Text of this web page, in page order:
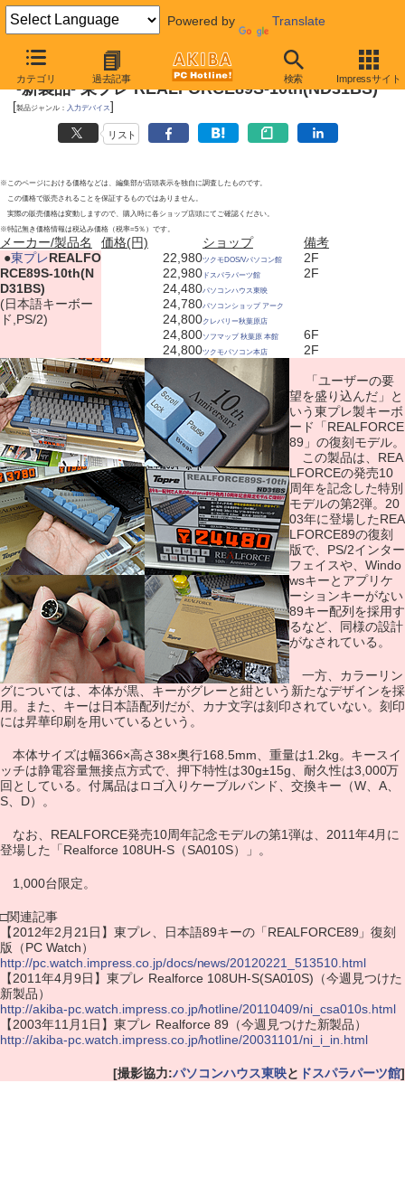
Powered by Translate
カテゴリ 過去記事 検索 Impressサイト
2012年3月10日
-新製品- 東プレ REALFORCE89S-10th(ND31BS)
[製品ジャンル： 入力デバイス]
リスト
※このページにおける価格などは、編集部が店頭表示を独自に調査したものです。
この価格で販売されることを保証するものではありません。
実際の販売価格は変動しますので、購入時に各ショップ店頭にてご確認ください。
※特記無き価格情報は税込み価格（税率=5％）です。
メーカー/製品名 価格(円) ショップ
備考
●東プレREALFO
RCE89S-10th(N
D31BS)
(日本語キーボー
ド,PS/2)
22,980ツクモDOS/Vパソコン館
2F
22,980 ドスパラパーツ館
2F
24,480パソコンハウス東映
24,780パソコンショップ アーク
24,800クレバリー秋葉原店
24,800ソフマップ 秋葉原 本館
6F
24,800ツクモパソコン本店 2F
「ユーザーの要
望を盛り込んだ」と
いう東プレ製キーボ
ード「REALFORCE
89」の復刻モデル。
この製品は、REA
LFORCEの発売10
周年を記念した特別
モデルの第2弾。20
03年に登場したREA
LFORCE89の復刻
版で、PS/2インター
フェイスや、Windo
wsキーとアプリケ
ーションキーがない
89キー配列を採用す
るなど、同様の設計
がなされている。
一方、カラーリン
グについては、本体が黒、キーがグレーと紺という新たなデザインを採
用。また、キーは日本語配列だが、カナ文字は刻印されていない。刻印
には昇華印刷を用いているという。
本体サイズは幅366×高さ38×奥行168.5mm、重量は1.2kg。キースイ
ッチは静電容量無接点方式で、押下特性は30g±15g、耐久性は3,000万
回としている。付属品はロゴ入りケーブルバンド、交換キー（W、A、
S、D）。
なお、REALFORCE発売10周年記念モデルの第1弾は、2011年4月に
登場した「Realforce 108UH-S（SA010S）」。
1,000台限定。
□関連記事
【2012年2月21日】東プレ、日本語89キーの「REALFORCE89」復刻
版（PC Watch）
http://pc.watch.impress.co.jp/docs/news/20120221_513510.html
【2011年4月9日】東プレ Realforce 108UH-S(SA010S)（今週見つけた
新製品）
http://akiba-pc.watch.impress.co.jp/hotline/20110409/ni_csa010s.html
【2003年11月1日】東プレ Realforce 89（今週見つけた新製品）
http://akiba-pc.watch.impress.co.jp/hotline/20031101/ni_i_in.html
[撮影協力:パソコンハウス東映と ドスパラパーツ館]